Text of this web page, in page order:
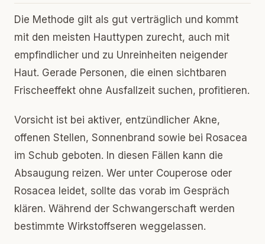
Die Methode gilt als gut verträglich und kommt
mit den meisten Hauttypen zurecht, auch mit
empfindlicher und zu Unreinheiten neigender
Haut. Gerade Personen, die einen sichtbaren
Frischeeffekt ohne Ausfallzeit suchen, profitieren.
Vorsicht ist bei aktiver, entzündlicher Akne,
offenen Stellen, Sonnenbrand sowie bei Rosacea
im Schub geboten. In diesen Fällen kann die
Absaugung reizen. Wer unter Couperose oder
Rosacea leidet, sollte das vorab im Gespräch
klären. Während der Schwangerschaft werden
bestimmte Wirkstoffseren weggelassen.